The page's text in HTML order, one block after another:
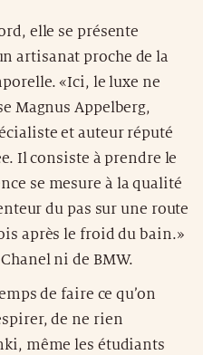
elle se présente
artisanat proche de la
«Ici, le luxe ne
Magnus Appelberg,
et auteur réputé
Il consiste à prendre le
se mesure à la qualité
du pas sur une route
après le froid du bain.»
ni de BMW.
de faire ce qu’on
de ne rien
même les étudiants